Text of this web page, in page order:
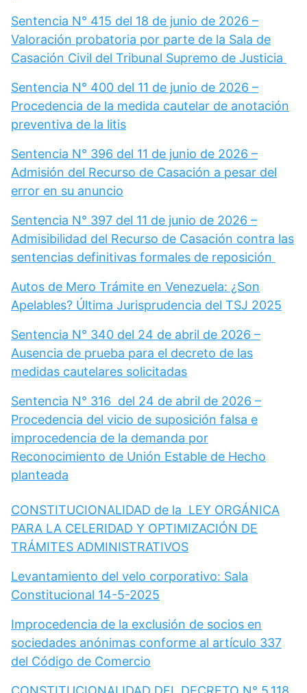
Sentencia N° 415 del 18 de junio de 2026 –
Valoración probatoria por parte de la Sala de
Casación Civil del Tribunal Supremo de Justicia
Sentencia N° 400 del 11 de junio de 2026 –
Procedencia de la medida cautelar de anotación
preventiva de la litis
Sentencia N° 396 del 11 de junio de 2026 –
Admisión del Recurso de Casación a pesar del
error en su anuncio
Sentencia N° 397 del 11 de junio de 2026 –
Admisibilidad del Recurso de Casación contra las
sentencias definitivas formales de reposición
Autos de Mero Trámite en Venezuela: ¿Son
Apelables? Última Jurisprudencia del TSJ 2025
Sentencia N° 340 del 24 de abril de 2026 –
Ausencia de prueba para el decreto de las
medidas cautelares solicitadas
Sentencia N° 316 del 24 de abril de 2026 –
Procedencia del vicio de suposición falsa e
improcedencia de la demanda por
Reconocimiento de Unión Estable de Hecho
planteada
CONSTITUCIONALIDAD de la LEY ORGÁNICA
PARA LA CELERIDAD Y OPTIMIZACIÓN DE
TRÁMITES ADMINISTRATIVOS
Levantamiento del velo corporativo: Sala
Constitucional 14-5-2025
Improcedencia de la exclusión de socios en
sociedades anónimas conforme al artículo 337
del Código de Comercio